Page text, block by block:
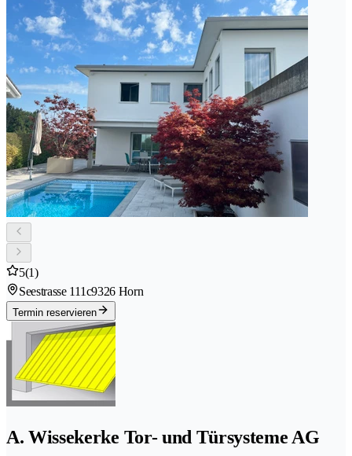
5(1)
Seestrasse 111c9326 Horn
Termin reservieren
A. Wissekerke Tor- und Türsysteme AG